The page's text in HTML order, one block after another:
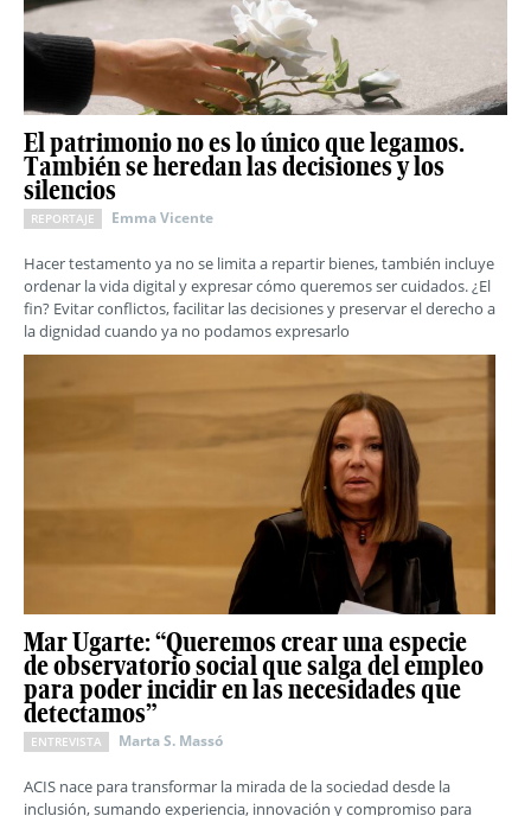
El patrimonio no es lo único que legamos.
También se heredan las decisiones y los
silencios
REPORTAJE Emma Vicente
Hacer testamento ya no se limita a repartir bienes, también incluye
ordenar la vida digital y expresar cómo queremos ser cuidados. ¿El
fin? Evitar conflictos, facilitar las decisiones y preservar el derecho a
la dignidad cuando ya no podamos expresarlo
Mar Ugarte: “Queremos crear una especie
de observatorio social que salga del empleo
para poder incidir en las necesidades que
detectamos”
ENTREVISTA Marta S. Massó
ACIS nace para transformar la mirada de la sociedad desde la
inclusión, sumando experiencia, innovación y compromiso para